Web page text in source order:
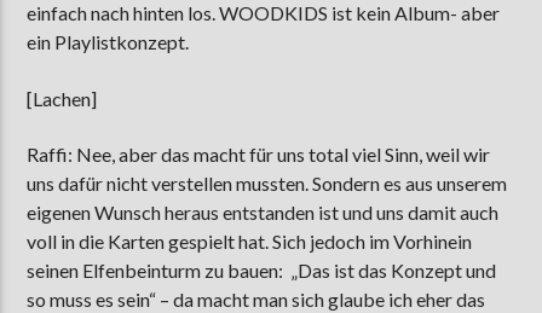
einfach nach hinten los. WOODKIDS ist kein Album- aber
ein Playlistkonzept.
[Lachen]
Raffi: Nee, aber das macht für uns total viel Sinn, weil wir
uns dafür nicht verstellen mussten. Sondern es aus unserem
eigenen Wunsch heraus entstanden ist und uns damit auch
voll in die Karten gespielt hat. Sich jedoch im Vorhinein
seinen Elfenbeinturm zu bauen: „Das ist das Konzept und
so muss es sein“ – da macht man sich glaube ich eher das